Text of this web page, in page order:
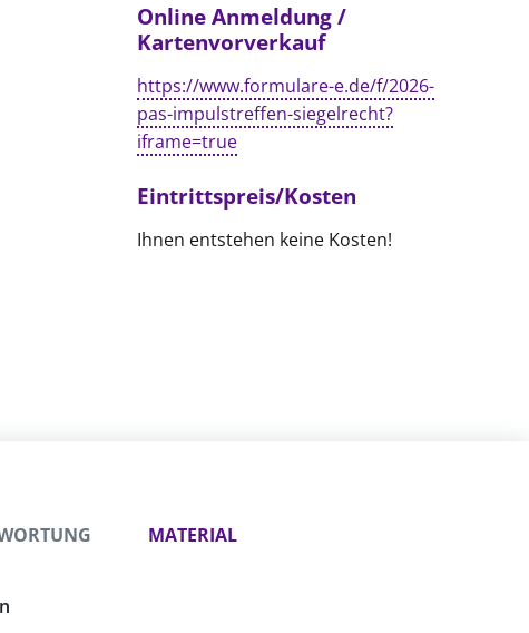
Online Anmeldung /
Kartenvorverkauf
https://www.formulare-e.de/f/2026-
pas-impulstreffen-siegelrecht?
iframe=true
Eintrittspreis/Kosten
Ihnen entstehen keine Kosten!
MATERIAL